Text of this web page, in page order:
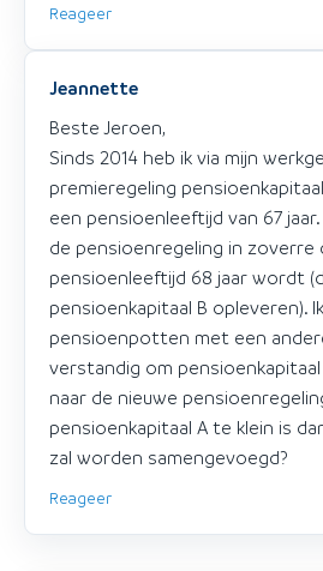
Reageer
Jeannette
Beste Jeroen,
Sinds 2014 heb ik via mijn
premieregeling
een pensioenleeftijd van 67
de pensioenregeling in zoverre
pensioenleeftijd 68 jaar wordt
pensioenkapitaal B opleveren).
pensioenpotten met een
verstandig om
naar de nieuwe
pensioenkapitaal A te klein is
zal worden samengevoegd?
Reageer